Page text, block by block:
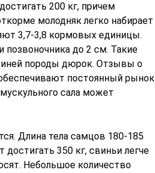
200 кг, причем
молодняк легко набирает
3,7-3,8 кормовых единицы.
позвоночника до 2 см. Такие
породы дюрок. Отзывы о
постоянный рынок
сала может
Длина тела самцов 180-185
350 кг, свиньи легче
Небольшое количество